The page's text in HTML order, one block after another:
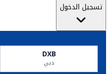
تسجيل الدخول
DXB
دبي